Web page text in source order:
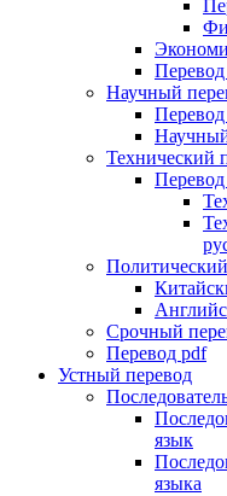
Перевод
Научный
Перевод
Технический
Срочный
Перевод pdf
Устный перевод
язык
языка